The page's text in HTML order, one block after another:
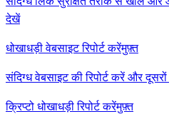
देखें
धोखाधड़ी वेबसाइट रिपोर्ट करेंमुफ़्त
संदिग्ध वेबसाइट की रिपोर्ट करें और
क्रिप्टो धोखाधड़ी रिपोर्ट करेंमुफ़्त